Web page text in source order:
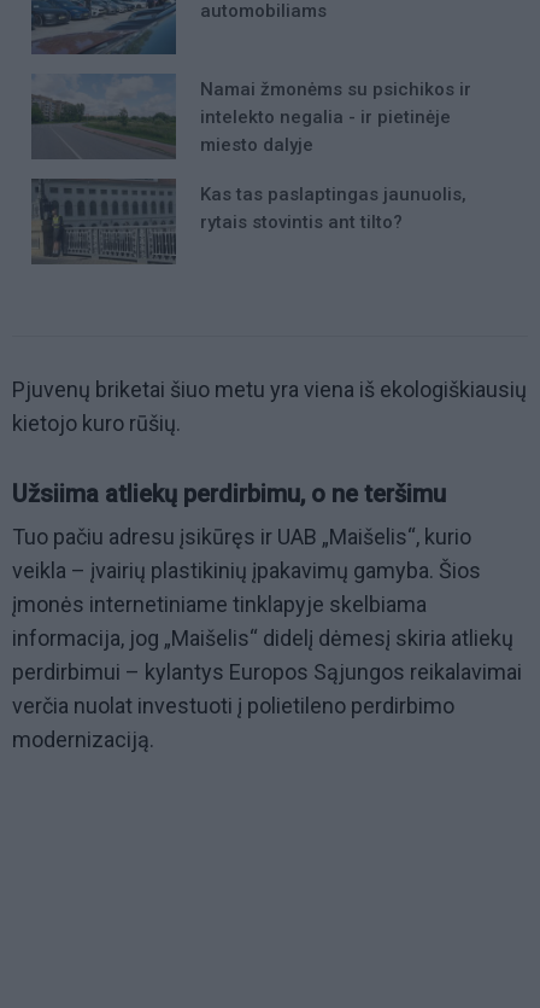
automobiliams
Namai žmonėms su psichikos ir
intelekto negalia - ir pietinėje
miesto dalyje
Kas tas paslaptingas jaunuolis,
rytais stovintis ant tilto?
Pjuvenų briketai šiuo metu yra viena iš ekologiškiausių
kietojo kuro rūšių.
Užsiima atliekų perdirbimu, o ne teršimu
Tuo pačiu adresu įsikūręs ir UAB „Maišelis“, kurio
veikla – įvairių plastikinių įpakavimų gamyba. Šios
įmonės internetiniame tinklapyje skelbiama
informacija, jog „Maišelis“ didelį dėmesį skiria atliekų
perdirbimui – kylantys Europos Sąjungos reikalavimai
verčia nuolat investuoti į polietileno perdirbimo
modernizaciją.